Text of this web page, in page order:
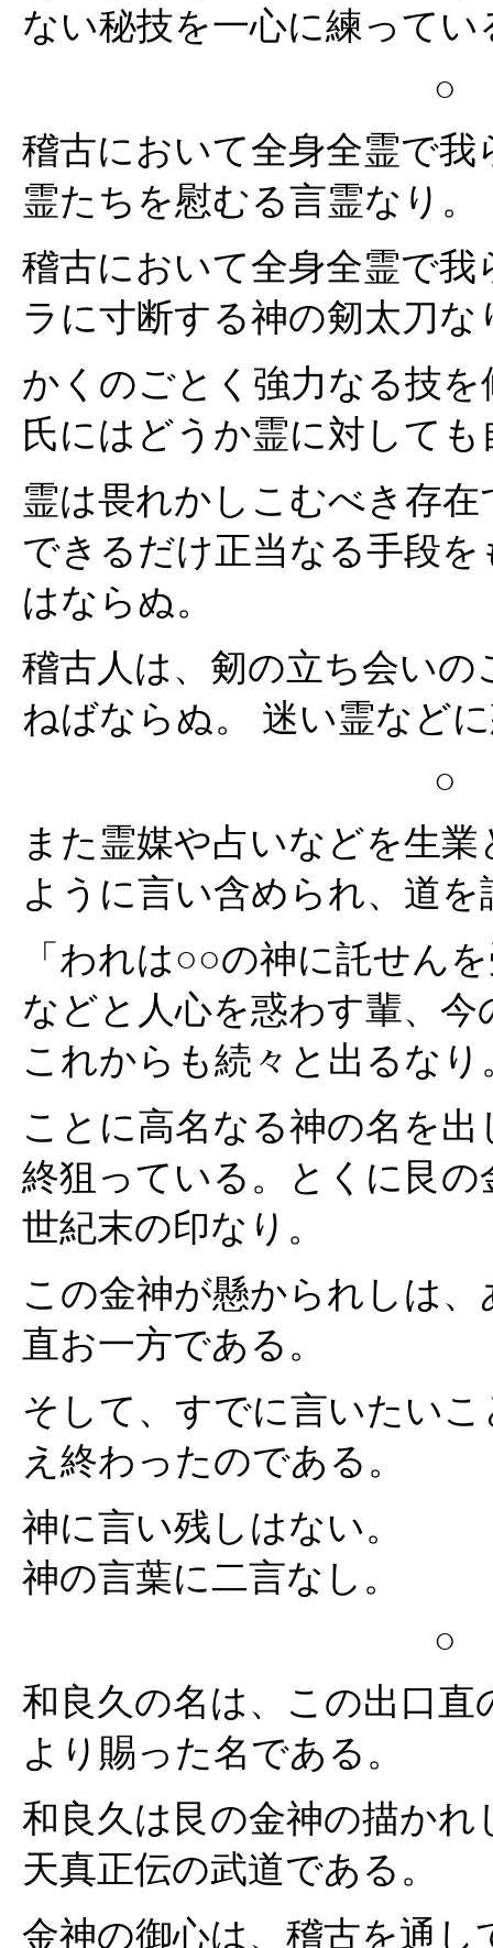
ない秘技を一心に練って
○
稽古において全身全霊で
霊たちを慰むる言霊なり。
稽古において全身全霊で
ラに寸断する神の剱太刀な
かくのごとく強力なる技
氏にはどうか霊に対して
霊は畏れかしこむべき存
できるだけ正当なる手段
はならぬ。
稽古人は、剱の立ち会い
ねばならぬ。 迷い霊など
○
また霊媒や占いなどを生
ように言い含められ、道
「われは○○の神に託せん
などと人心を惑わす輩、
これからも続々と出るなり
ことに高名なる神の名を
終狙っている。とくに艮
世紀末の印なり。
この金神が懸かられしは
直お一方である。
そして、すでに言いたい
え終わったのである。
神に言い残しはない。
神の言葉に二言なし。
○
和良久の名は、この出口直
より賜った名である。
和良久は艮の金神の描か
天真正伝の武道である。
金神の御心は、稽古を通